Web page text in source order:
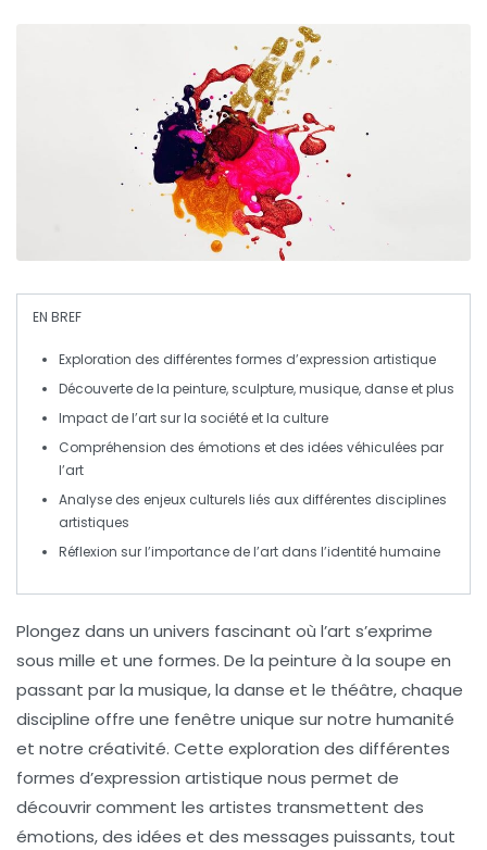
EN BREF
Exploration des différentes formes d’expression artistique
Découverte de la peinture, sculpture,musique, danse et plus
Impact de l’art sur la société et la culture
Compréhension des émotions et des idées véhiculées par
l’art
Analyse des enjeux culturels liés aux différentes disciplines
artistiques
Réflexion sur l’importance de l’art dans l’identitéhumaine
Plongez dans un univers fascinant où l’art s’exprime
sous mille et une formes. De la peinture à la soupe en
passant par la musique, la danse et le théâtre, chaque
discipline offre une fenêtre unique sur notre humanité
et notre créativité. Cette exploration des différentes
formes d’expression artistique nous permet de
découvrir comment les artistes transmettent des
émotions, des idées et des messages puissants, tout